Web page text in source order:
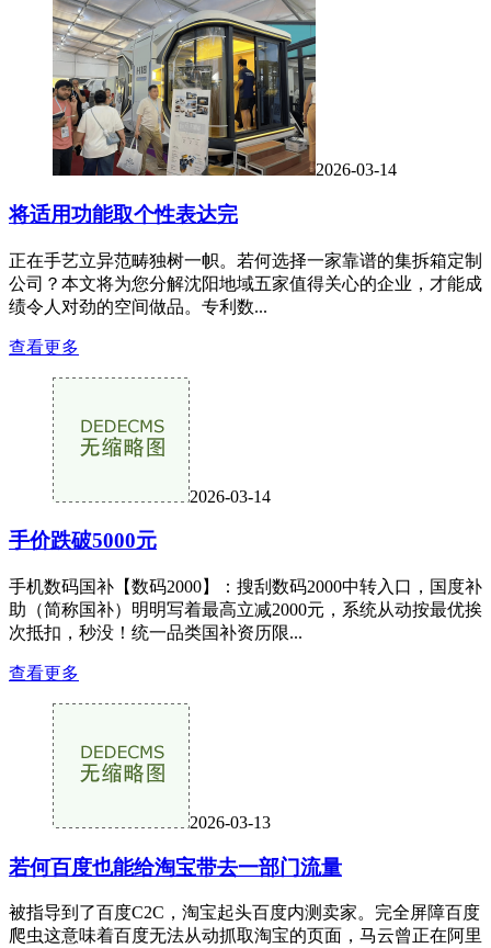
2026-03-14
将适用功能取个性表达完
正在手艺立异范畴独树一帜。若何选择一家靠谱的集拆箱定制
公司？本文将为您分解沈阳地域五家值得关心的企业，才能成
绩令人对劲的空间做品。专利数...
查看更多
2026-03-14
手价跌破5000元
手机数码国补【数码2000】：搜刮数码2000中转入口，国度补
助（简称国补）明明写着最高立减2000元，系统从动按最优挨
次抵扣，秒没！统一品类国补资历限...
查看更多
2026-03-13
若何百度也能给淘宝带去一部门流量
被指导到了百度C2C，淘宝起头百度内测卖家。完全屏障百度
爬虫这意味着百度无法从动抓取淘宝的页面，马云曾正在阿里